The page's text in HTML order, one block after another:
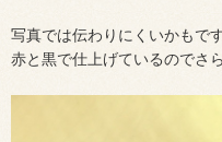
写真では伝わりにくいかもで
赤と黒で仕上げているのでさ